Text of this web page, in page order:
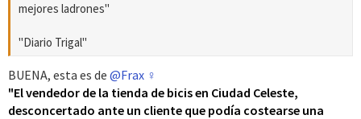
mejores ladrones"
"Diario Trigal"
BUENA, esta es de @Frax ♀
"El vendedor de la tienda de bicis en Ciudad Celeste,
desconcertado ante un cliente que podía costearse una